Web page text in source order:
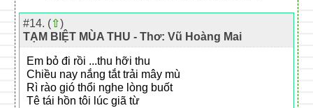
#14. (⇧)
TẠM BIỆT MÙA THU - Thơ: Vũ Hoàng Mai
Em bỏ đi rồi ...thu hỡi thu
Chiều nay nắng tắt trải mây mù
Rì rào gió thổi nghe lòng buốt
Tê tái hồn tôi lúc giã từ